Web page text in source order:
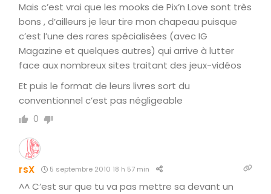
Mais c’est vrai que les mooks de Pix’n Love sont très
bons , d’ailleurs je leur tire mon chapeau puisque
c’est l’une des rares spécialisées (avec IG
Magazine et quelques autres) qui arrive à lutter
face aux nombreux sites traitant des jeux-vidéos
Et puis le format de leurs livres sort du
conventionnel c’est pas négligeable
0
rsX 5 septembre 2010 18 h 57 min
^^ C’est sur que tu va pas mettre sa devant un